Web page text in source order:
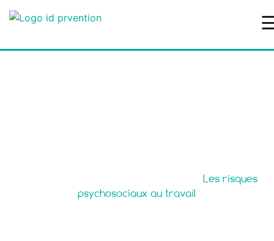
Les risques
psychosociaux au travail